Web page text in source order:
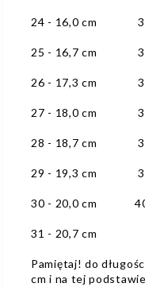
24 - 16,0 cm 34
25 - 16,7 cm 35
26 - 17,3 cm 36
27 - 18,0 cm 37
28 - 18,7 cm 38
29 - 19,3 cm 39
30 - 20,0 cm 40
31 - 20,7 cm
Pamiętaj! do
cm i na tej